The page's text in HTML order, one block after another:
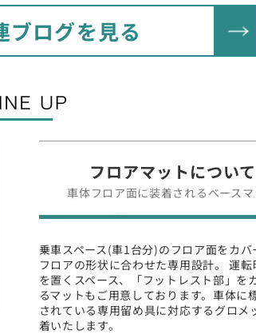
ブログを見る
フロアマットについて
車体フロア面に装着されるベースマ
乗車スペース(車1台分)のフロア面をカバ
フロアの形状に合わせた専用設計。 運転
を置くスペース、「フットレスト部」を
るマットもご用意しております。車体に
されている専用留め具に対応するグロメ
着いたします。